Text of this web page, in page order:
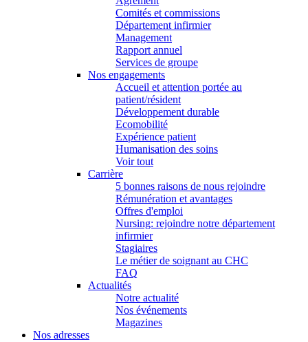
Comités et commissions
Département infirmier
Management
Rapport annuel
Services de groupe
Nos engagements
Accueil et attention portée au
patient/résident
Développement durable
Ecomobilité
Expérience patient
Humanisation des soins
Voir tout
Carrière
5 bonnes raisons de nous rejoindre
Rémunération et avantages
Offres d'emploi
Nursing: rejoindre notre département
infirmier
Stagiaires
Le métier de soignant au CHC
FAQ
Actualités
Notre actualité
Nos événements
Magazines
Nos adresses